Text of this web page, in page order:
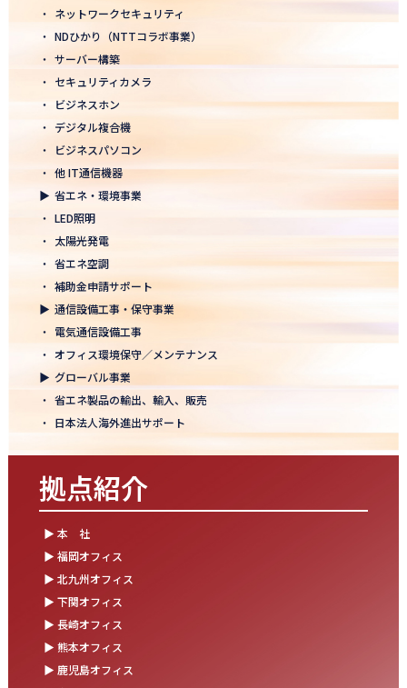
2025.12.12
年末年始休業のお知らせ
2025年度上期「NTT-WEST 1000×CLUB」認定式にて表彰
2025.11.06
「心を高め、経営を伸ばす」NDグループが「稲盛フィロソフィー
世界大会」に参画
モノづくりフェア2025にて講演登壇！LED照明の未来を語る
2025.10.17
結束を深めた2日間！創立50年目の方針発表会を開催！
2025.10.07
【日本電通グループ内定式開催】2026年度卒 新卒10期生が本社に
集まりました！
2025.09.11
松山オフィスお引っ越し！快適空間にアップグレード✨
湯布院保養所をリノベーションし、9月オープン！～社員とご家族
の「心と体のリフレッシュ拠点」に～
松山オフィス 事務所移転のお知らせ
2025.08.05
業務効率が劇的に進化！商品ビリンググループにRPAを導入しまし
・ ネットワークセキュリティ
・ NDひかり（NTTコラボ事業）
・ サーバー構築
・ セキュリティカメラ
・
ビジネスホン
・ デジタル複合機
・
ビジネスパソコン
・ 他 IT通信機器
▶ 省エネ・環境事業
・ LED照明
・ 太陽光発電
・ 省エネ空調
・ 補助金申請サポート
▶ 通信設備工事・保守事業
・ 電気通信設備工事
・ オフィス環境保守／メンテナンス
▶ グローバル事業
・ 省エネ製品の輸出、輸入、販売
・ 日本法人海外進出サポート
拠点紹介
▶ 本 社
▶ 福岡オフィス
▶ 北九州オフィス
▶ 下関オフィス
▶ 長崎オフィス
▶ 熊本オフィス
▶ 鹿児島オフィス